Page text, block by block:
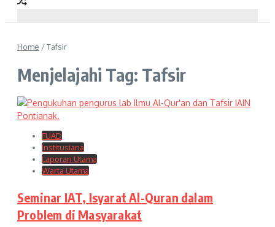
Home /Tafsir
Menjelajahi Tag: Tafsir
FUAD
Institusiana
Laporan Utama
Warta Utama
Seminar IAT, Isyarat Al-Quran dalam
Problem di Masyarakat